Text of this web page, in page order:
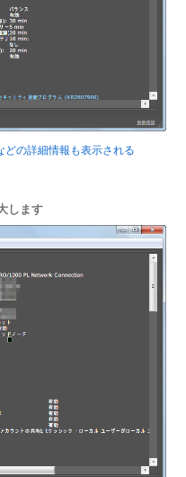
どの詳細情報も表示される
します